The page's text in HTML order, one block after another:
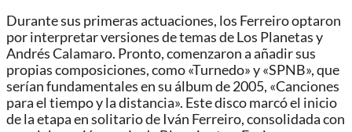
Durante sus primeras actuaciones, los Ferreiro optaron
por interpretar versiones de temas de Los Planetas y
Andrés Calamaro. Pronto, comenzaron a añadir sus
propias composiciones, como «Turnedo» y «SPNB», que
serían fundamentales en su álbum de 2005, «Canciones
para el tiempo y la distancia». Este disco marcó el inicio
de la etapa en solitario de Iván Ferreiro, consolidada con